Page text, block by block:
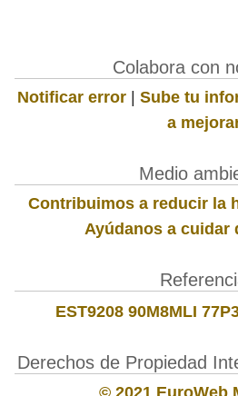
Colabora con
Notificar error | Sube tu
a
Medio
Contribuimos a reducir la
Ayúdanos a cuidar
EST9208 90M8MLI
Derechos de Propiedad
© 2021 EuroWeb